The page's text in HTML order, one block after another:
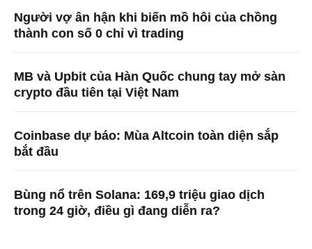
Người vợ ân hận khi biến mồ hôi của chồng
thành con số 0 chỉ vì trading
MB và Upbit của Hàn Quốc chung tay mở sàn
crypto đầu tiên tại Việt Nam
Coinbase dự báo: Mùa Altcoin toàn diện sắp
bắt đầu
Bùng nổ trên Solana: 169,9 triệu giao dịch
trong 24 giờ, điều gì đang diễn ra?